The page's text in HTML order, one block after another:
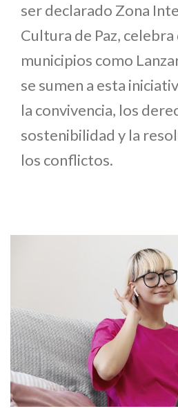
ser declarado Zona
Cultura de Paz, celebra
municipios como
se sumen a esta
la convivencia, los
sostenibilidad y la
los conflictos.